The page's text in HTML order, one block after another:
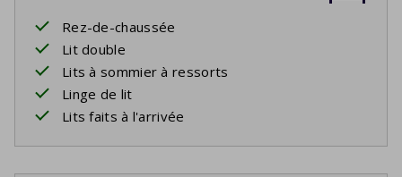
Rez-de-chaussée
Lit double
Lits à sommier à ressorts
Linge de lit
Lits faits à l'arrivée